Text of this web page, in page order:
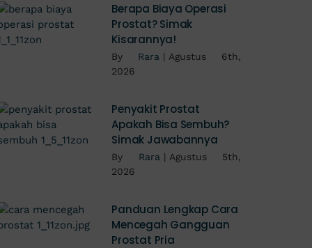
Berapa Biaya Operasi
Prostat? Simak
Kisarannya!
By Rara | Agustus 6th,
2026
Penyakit Prostat
Apakah Bisa Sembuh?
Simak Jawabannya
By Rara | Agustus 5th,
2026
Panduan Lengkap Cara
Mencegah Gangguan
Prostat Pria